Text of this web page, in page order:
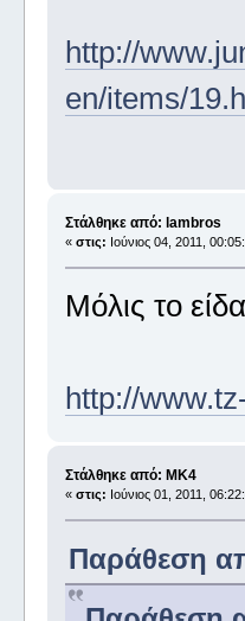
http://
en/items/
Στάλθηκε από: lambros
« στις: Ιούνιος 04, 2011,
Μόλις το
http://
Στάλθηκε από: MK4
« στις: Ιούνιος 01, 2011,
Παράθεση